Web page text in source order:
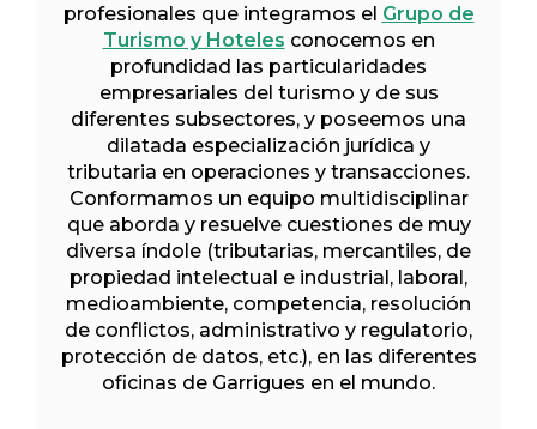
profesionales que integramos el Grupo de
Turismo y Hoteles conocemos en
profundidad las particularidades
empresariales del turismo y de sus
diferentes subsectores, y poseemos una
dilatada especialización jurídica y
tributaria en operaciones y transacciones.
Conformamos un equipo multidisciplinar
que aborda y resuelve cuestiones de muy
diversa índole (tributarias, mercantiles, de
propiedad intelectual e industrial, laboral,
medioambiente, competencia, resolución
de conflictos, administrativo y regulatorio,
protección de datos, etc.), en las diferentes
oficinas de Garrigues en el mundo.